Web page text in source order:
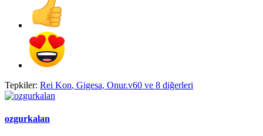
Tepkiler: Rei Kon, Gigesa, Onur.v60 ve 8 diğerleri
ozgurkalan